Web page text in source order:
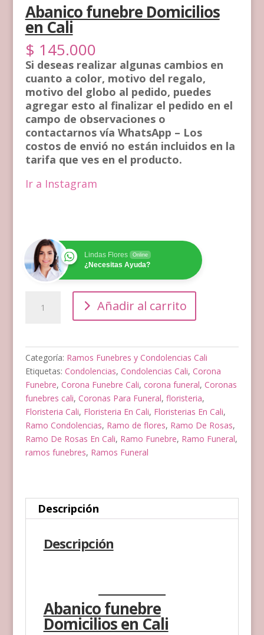
Abanico funebre Domicilios
en Cali
$ 145.000
Si deseas realizar algunas cambios en
cuanto a color, motivo del regalo,
motivo del globo al pedido, puedes
agregar esto al finalizar el pedido en el
campo de observaciones o
contactarnos vía WhatsApp – Los
costos de envió no están incluidos en la
tarifa que ves en el producto.
Ir a Instagram
Lindas Flores Online
¿Necesitas Ayuda?
funebre
Domicilios
Cali
cantidad
Añadir al carrito
Categoría: Ramos Funebres y Condolencias Cali
Etiquetas: Condolencias, Condolencias Cali, Corona
Funebre, Corona Funebre Cali, corona funeral, Coronas
funebres cali, Coronas Para Funeral, floristeria,
Floristeria Cali, Floristeria En Cali, Floristerias En Cali,
Ramo Condolencias, Ramo de flores, Ramo De Rosas,
Ramo De Rosas En Cali, Ramo Funebre, Ramo Funeral,
ramos funebres, Ramos Funeral
Descripción
Descripción
Abanico funebre
Domicilios en Cali